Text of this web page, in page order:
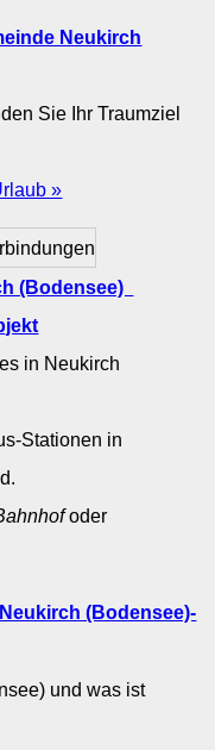
Neukirch
Sie Ihr Traumziel
»
(Bodensee)
in Neukirch
Stationen in
oder
Neukirch (Bodensee)-
und was ist